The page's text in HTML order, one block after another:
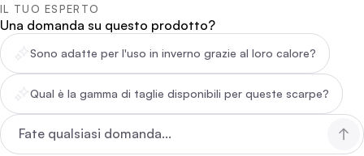
IL TUO ESPERTO
Una domanda su questo prodotto?
Sono adatte per l'uso in inverno grazie al loro calore?
Qual è la gamma di taglie disponibili per queste scarpe?